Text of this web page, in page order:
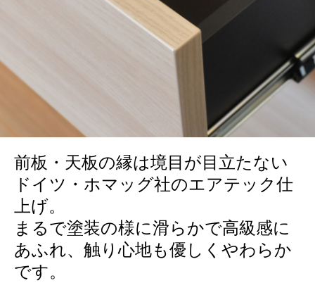
前板・天板の縁は境目が目立たない
ドイツ・ホマッグ社のエアテック仕
上げ。
まるで塗装の様に滑らかで高級感に
あふれ、触り心地も優しくやわらか
です。